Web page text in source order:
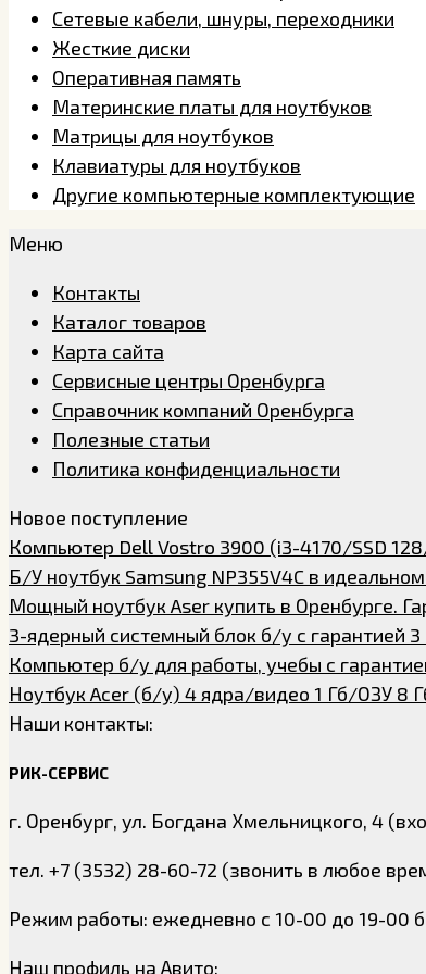
Сетевые кабели, шнуры, переходники
Жесткие диски
Оперативная память
Материнские платы для ноутбуков
Матрицы для ноутбуков
Клавиатуры для ноутбуков
Другие компьютерные комплектующие
Меню
Контакты
Каталог товаров
Карта сайта
Сервисные центры Оренбурга
Справочник компаний Оренбурга
Полезные статьи
Политика конфиденциальности
Новое поступление
Компьютер Dell Vostro 3900 (i3-4170/SSD
Б/У ноутбук Samsung NP355V4C в
Мощный ноутбук Aser купить в Оренбурге.
3-ядерный системный блок б/у с гарантией
Компьютер б/у для работы, учебы с
Ноутбук Acer (б/у) 4 ядра/видео 1 Гб/ОЗУ 8
Наши контакты:
РИК-СЕРВИС
г. Оренбург, ул. Богдана Хмельницкого, 4
тел. +7 (3532) 28-60-72 (звонить в любое
Режим работы: ежедневно с 10-00 до 19-00
Наш профиль на Авито: